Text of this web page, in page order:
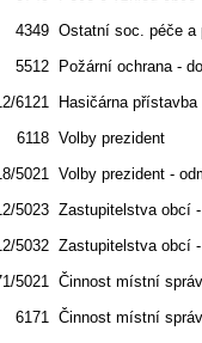
4349 Ostatní soc. péče a
5512
Požární ochrana -
6121
Hasičárna přístavba
6118 Volby prezident
5021 Volby prezident -
5023 Zastupitelstva obcí
5032 Zastupitelstva obcí
5021 Činnost místní
6171 Činnost místní